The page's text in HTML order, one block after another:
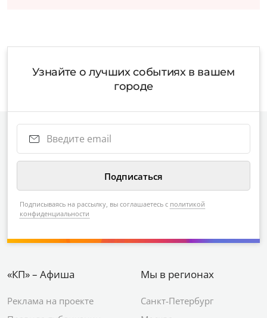
Узнайте о лучших событиях в вашем
городе
Подписываясь на рассылку, вы соглашаетесь с политикой
конфиденциальности
«КП» – Афиша
Реклама на проекте
Мы в регионах
Санкт-Петербург